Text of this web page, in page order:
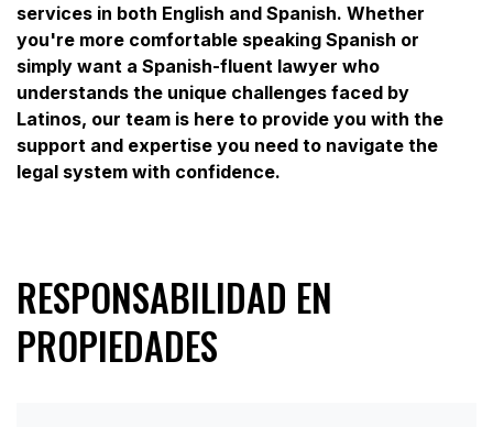
services in both English and Spanish. Whether
you're more comfortable speaking Spanish or
simply want a Spanish-fluent lawyer who
understands the unique challenges faced by
Latinos, our team is here to provide you with the
support and expertise you need to navigate the
legal system with confidence.
RESPONSABILIDAD EN
PROPIEDADES